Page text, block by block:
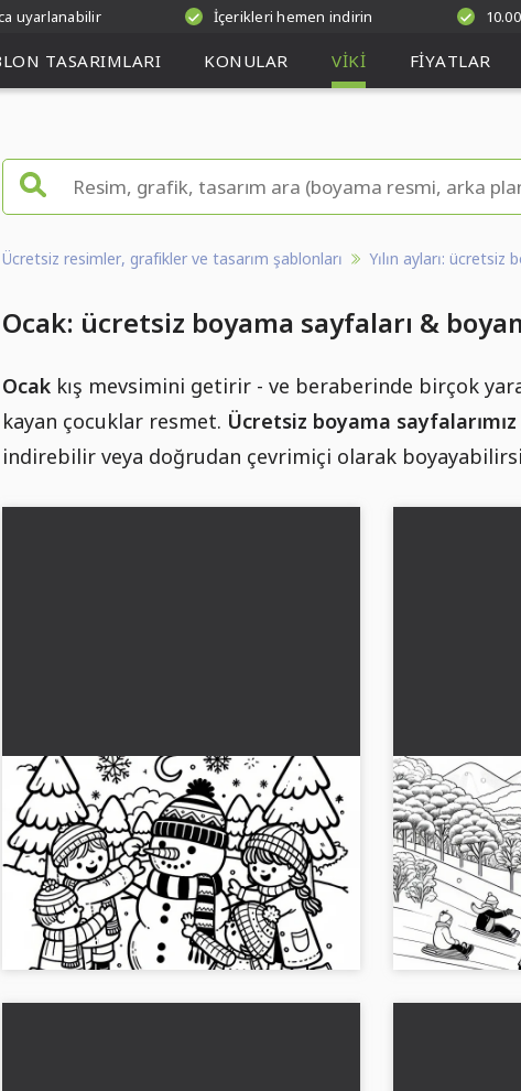
uyarlanabilir İçerikleri hemen indirin
TASARIMLARI KONULAR VIKI FIYATLAR
Ücretsiz resimler, grafikler ve tasarım şablonları Yılın ayları: ücretsiz
Ocak: ücretsiz boyama sayfaları &
Ocak kış mevsimini getirir - ve beraberinde birçok
kayan çocuklar resmet. Ücretsiz boyama sayfalarımız
indirebilir veya doğrudan çevrimiçi olarak
Çocuklar havuç burun ve atkıyla kar
adamı yapıyor (Ücretsiz)
Çocuklar ocak ayında bir kar adamı yapıyor.
Büyüleyici boyama resmini ücretsiz olarak JPG
olarak indirin ve kış eğlencesini keşfedin. Şimdi
indir!...
Çocuklar
tepede
indirmek
Ücretsiz
tepede kızak
çevrimiçi